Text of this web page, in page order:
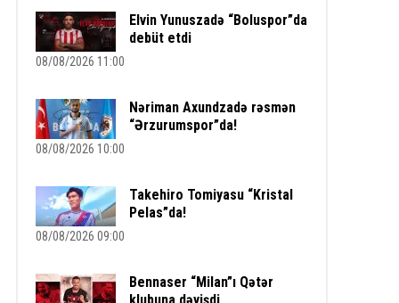
Elvin Yunuszadə “Boluspor”da
debüt etdi
08/08/2026 11:00
Nəriman Axundzadə rəsmən
“Ərzurumspor”da!
08/08/2026 10:00
Takehiro Tomiyasu “Kristal
Pelas”da!
08/08/2026 09:00
Bennaser “Milan”ı Qətər